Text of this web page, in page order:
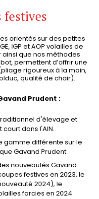
festives
orientés sur des petites
IGP et AOP volailles de
ainsi que nos méthodes
permettent d’offrir une
rigoureux à la main,
qualité de chair).
Prudent :
d'élevage et
dans l'AIN.
gamme différente sur le
Gavand Prudent
nouveautés Gavand
festives en 2023, le
2024), le
farcies en 2024